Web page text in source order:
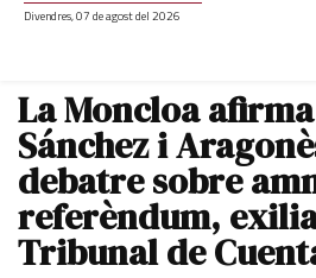
Divendres, 07 de agost del 2026
La Moncloa
Sánchez i
debatre sobre
referèndum,
Tribunal de